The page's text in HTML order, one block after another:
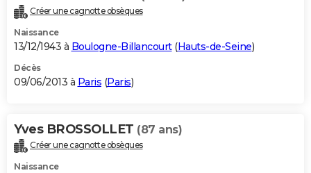
Créer une cagnotte obsèques
Naissance
13/12/1943 à Boulogne-Billancourt(Hauts-de-Seine)
Décès
09/06/2013 à Paris (Paris)
Yves BROSSOLLET (87 ans)
Créer une cagnotte obsèques
Naissance